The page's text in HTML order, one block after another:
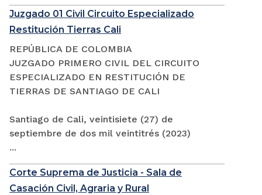
Juzgado 01 Civil Circuito Especializado
Restitución Tierras Cali
REPÚBLICA DE COLOMBIA
JUZGADO PRIMERO CIVIL DEL CIRCUITO
ESPECIALIZADO EN RESTITUCIÓN DE
TIERRAS DE SANTIAGO DE CALI
Santiago de Cali, veintisiete (27) de
septiembre de dos mil veintitrés (2023)
...
Corte Suprema de Justicia - Sala de
Casación Civil, Agraria y Rural